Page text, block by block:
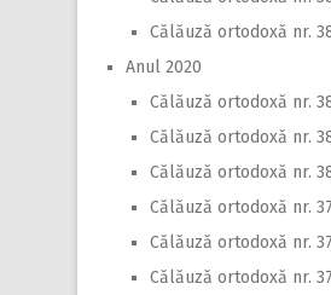
Călăuză ortodoxă nr.
Anul 2020
Călăuză ortodoxă nr.
Călăuză ortodoxă nr.
Călăuză ortodoxă nr.
Călăuză ortodoxă nr.
Călăuză ortodoxă nr.
Călăuză ortodoxă nr.